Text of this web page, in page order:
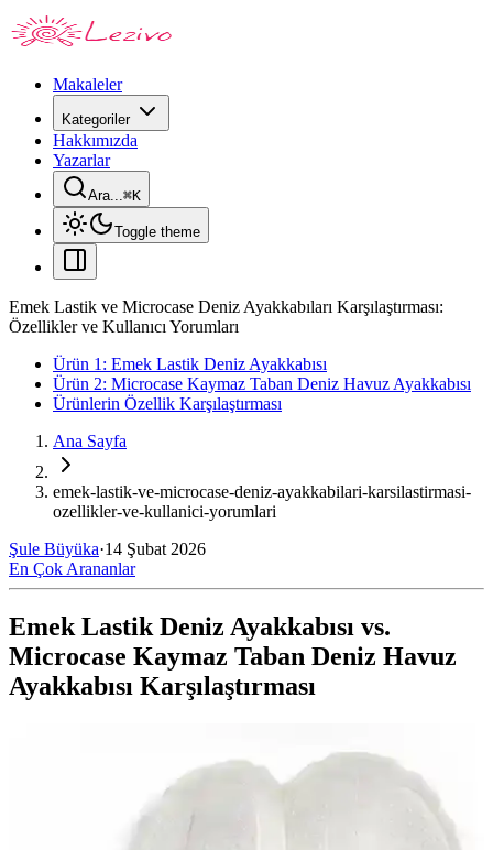
Makaleler
Kategoriler
Hakkımızda
Yazarlar
Ara...⌘K
Toggle theme
Emek Lastik ve Microcase Deniz Ayakkabıları Karşılaştırması:
Özellikler ve Kullanıcı Yorumları
Ürün 1: Emek Lastik Deniz Ayakkabısı
Ürün 2: Microcase Kaymaz Taban Deniz Havuz Ayakkabısı
Ürünlerin Özellik Karşılaştırması
Ana Sayfa
emek-lastik-ve-microcase-deniz-ayakkabilari-karsilastirmasi-
ozellikler-ve-kullanici-yorumlari
Şule Büyüka·14 Şubat 2026
En Çok Arananlar
Emek Lastik Deniz Ayakkabısı vs.
Microcase Kaymaz Taban Deniz Havuz
Ayakkabısı Karşılaştırması